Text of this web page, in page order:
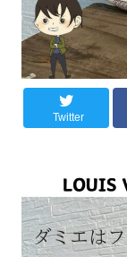
Twitter